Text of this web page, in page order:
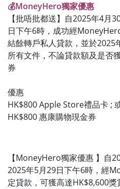
💰MoneyHero獨家優惠
【批唔批都送】自2025年4月
日下午6時，成功經
結餘轉戶私人貸款，並於2025
所有文件，不論貸款額及是否
券
優惠
HK$800 Apple Store禮品卡 ;
HK$800 惠康購物現金券
【MoneyHero獨家優惠 】自
2025年5月29日下午6時，經
定貸款，可獲高達HK$8,600獎